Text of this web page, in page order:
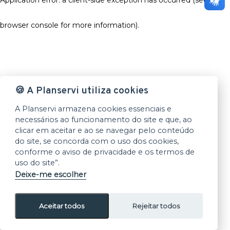
browser console for more information).
🍪 A Planservi utiliza cookies
A Planservi armazena cookies essenciais e
necessários ao funcionamento do site e que, ao
clicar em aceitar e ao se navegar pelo conteúdo
do site, se concorda com o uso dos cookies,
conforme o aviso de privacidade e os termos de
uso do site”.
Deixe-me escolher
Aceitar todos Rejeitar todos